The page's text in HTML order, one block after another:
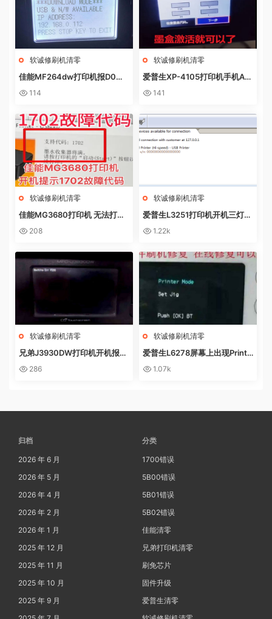
软诚修刷机清零
佳能MF264dw打印机报D0W
NL0AD MODE快速解决方法
114
软诚修刷机清零
爱普生XP-4105打印机手机AP
P上点了更新固件之后不识别墨
141
软诚修刷机清零
佳能MG3680打印机 无法打印
电脑提示错误代码5B02 废墨收
208
软诚修刷机清零
爱普生L3251打印机开机三灯长
亮 无自检动作
1.22k
软诚修刷机清零
兄弟J3930DW打印机开机报错
Machine Err FE00远程操作快
286
软诚修刷机清零
爱普生L6278屏幕上出现Printe
r mode英文 进不了系统 刷固件
1.07k
归档
2026 年 6 月
2026 年 5 月
2026 年 4 月
2026 年 2 月
2026 年 1 月
2025 年 12 月
2025 年 11 月
2025 年 10 月
2025 年 9 月
分类
1700错误
5B00错误
5B01错误
5B02错误
佳能清零
兄弟打印机清零
刷免芯片
固件升级
爱普生清零